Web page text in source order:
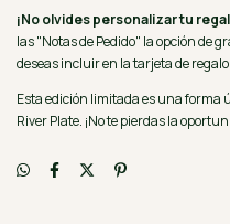
¡No olvides personalizar tu
las "Notas de Pedido" la opción de
deseas incluir en la tarjeta de regalo.
Esta edición limitada es una forma
River Plate. ¡No te pierdas la